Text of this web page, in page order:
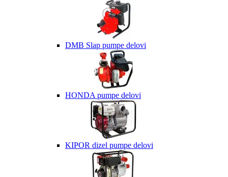
DMB Slap pumpe delovi
HONDA pumpe delovi
KIPOR dizel pumpe delovi